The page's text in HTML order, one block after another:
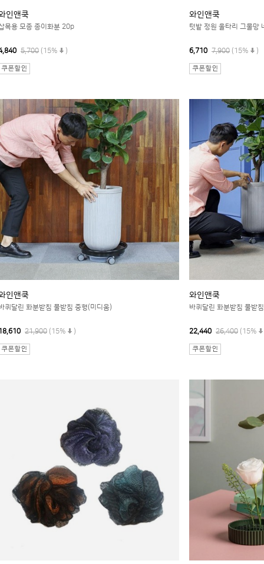
인앤쿡
목용 모종 종이화분 20p
5,700 (15% )
와인앤쿡
텃밭 정원 울타리 그물망
6,710 7,900 (15% )
인앤쿡
퀴달린 화분받침 물받침 중형(미디움)
21,900 (15% )
와인앤쿡
바퀴달린 화분받침 물받
22,440 26,400 (15%